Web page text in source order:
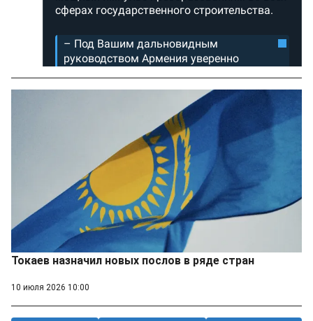
Токаев назначил новых послов в ряде стран
10 июля 2026 10:00